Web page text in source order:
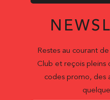
Restes au courant
Club et reçois pleins
codes promo, des